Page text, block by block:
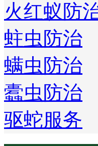
火红蚁防
蛀虫防治
螨虫防治
蠹虫防治
驱蛇服务